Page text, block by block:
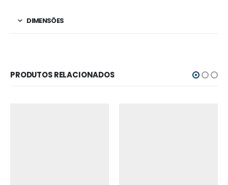
DIMENSÕES
PRODUTOS RELACIONADOS